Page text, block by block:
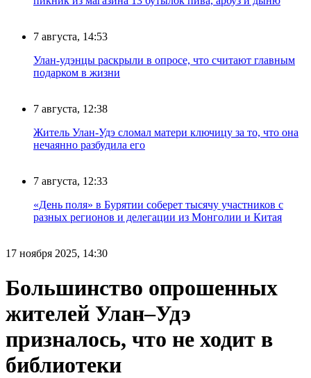
7 августа, 14:53
Улан-удэнцы раскрыли в опросе, что считают главным
подарком в жизни
7 августа, 12:38
Житель Улан-Удэ сломал матери ключицу за то, что она
нечаянно разбудила его
7 августа, 12:33
«День поля» в Бурятии соберет тысячу участников с
разных регионов и делегации из Монголии и Китая
17 ноября 2025, 14:30
Большинство опрошенных
жителей Улан–Удэ
призналось, что не ходит в
библиотеки